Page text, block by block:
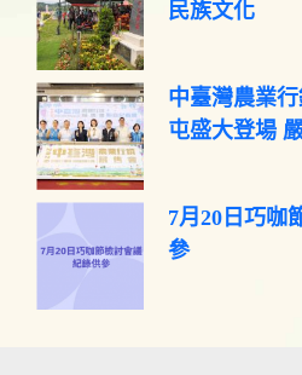
民族文化
中臺灣農業
屯盛大登場
7月20日巧咖
參